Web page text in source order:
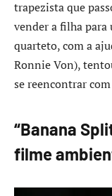
trapezista que
vender a filha para
quarteto, com a
Ronnie Von),
se reencontrar
“Banana
filme